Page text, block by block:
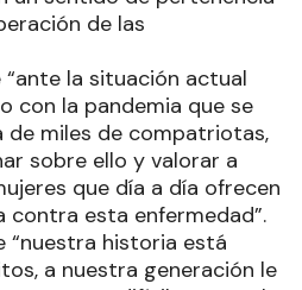
de las
la situación actual
con la pandemia que se
de miles de compatriotas,
sobre ello y valorar a
que día a día ofrecen
contra esta enfermedad”.
“nuestra historia está
a nuestra generación le